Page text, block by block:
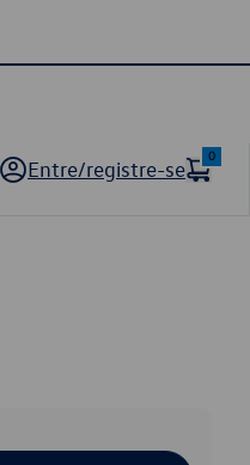
Entre/registre-se
0